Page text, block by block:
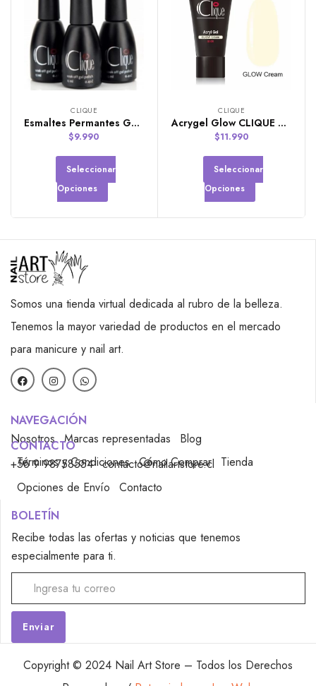
CLIQUE
Esmaltes Permantes Gel Polish de la marca CLIQUE
$9.990
Seleccionar
Opciones
CLIQUE
Acrygel Glow CLIQUE de 30ml
$11.990
Seleccionar
Opciones
Somos una tienda virtual dedicada al rubro de la belleza.
Tenemos la mayor variedad de productos en el mercado
para manicure y nail art.
NAVEGACIÓN
Nosotros Marcas representadas
Blog
Términos y Condiciones Cómo Comprar Tienda
CONTACTO
+56 9 98758554 contacto@nailartstore.cl
Opciones de Envío
Contacto
BOLETÍN
Recibe todas las ofertas y noticias que tenemos
especialmente para ti.
Copyright © 2024 Nail Art Store – Todos los Derechos